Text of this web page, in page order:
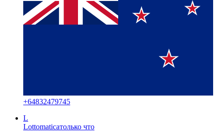
+64832479745
L
Lottomaticaтолько что